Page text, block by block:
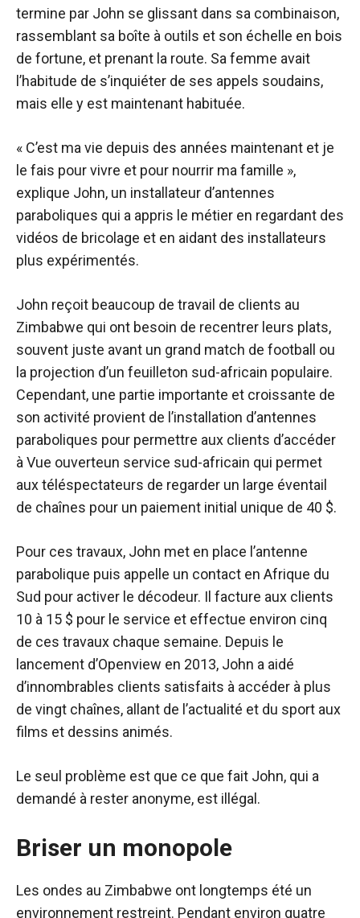
termine par John se glissant dans sa combinaison,
rassemblant sa boîte à outils et son échelle en bois
de fortune, et prenant la route. Sa femme avait
l’habitude de s’inquiéter de ses appels soudains,
mais elle y est maintenant habituée.
« C’est ma vie depuis des années maintenant et je
le fais pour vivre et pour nourrir ma famille »,
explique John, un installateur d’antennes
paraboliques qui a appris le métier en regardant des
vidéos de bricolage et en aidant des installateurs
plus expérimentés.
John reçoit beaucoup de travail de clients au
Zimbabwe qui ont besoin de recentrer leurs plats,
souvent juste avant un grand match de football ou
la projection d’un feuilleton sud-africain populaire.
Cependant, une partie importante et croissante de
son activité provient de l’installation d’antennes
paraboliques pour permettre aux clients d’accéder
à Vue ouverteun service sud-africain qui permet
aux téléspectateurs de regarder un large éventail
de chaînes pour un paiement initial unique de 40 $.
Pour ces travaux, John met en place l’antenne
parabolique puis appelle un contact en Afrique du
Sud pour activer le décodeur. Il facture aux clients
10 à 15 $ pour le service et effectue environ cinq
de ces travaux chaque semaine. Depuis le
lancement d’Openview en 2013, John a aidé
d’innombrables clients satisfaits à accéder à plus
de vingt chaînes, allant de l’actualité et du sport aux
films et dessins animés.
Le seul problème est que ce que fait John, qui a
demandé à rester anonyme, est illégal.
Briser un monopole
Les ondes au Zimbabwe ont longtemps été un
environnement restreint. Pendant environ quatre